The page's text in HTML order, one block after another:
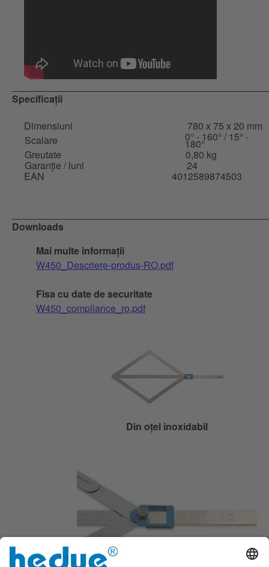
Specificații
Dimensiuni
780 x 75 x 20 mm
Scalare
0° - 160° / 15° -
180°
Greutate 0,80 kg
Garanție / luni 24
EAN 4012589874503
Downloads
Mai multe informații
W450_Descriere-produs-RO.pdf
Fisa cu date de securitate
W450_compliance_ro.pdf
Din oțel inoxidabil